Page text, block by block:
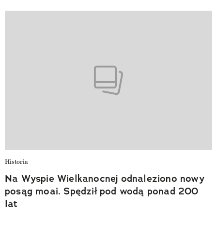
Historia
Na Wyspie Wielkanocnej odnaleziono nowy
posąg moai. Spędził pod wodą ponad 200
lat